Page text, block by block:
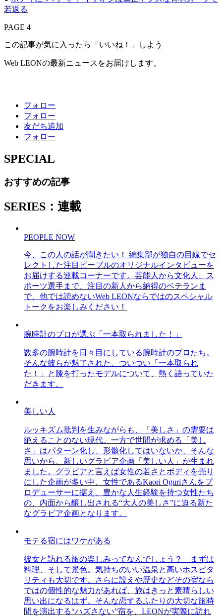
若返る
PAGE 4
この記事が気に入ったら「いいね！」しよう
Web LEONの最新ニュースをお届けします。
フォロー
フォロー
友だち追加
フォロー
SPECIAL
おすすめの記事
SERIES：連載
PEOPLE NOW
今、この人の話が聞きたい！ 編集部が独自の目線でセ
レクトした注目ピープルのオリジナルインタビューを
お届けする連載コーナーです。芸能人から文化人、ス
ポーツ選手まで、注目の新人から納得のベテランま
で、他では読めないWeb LEONならではのスペシャル
トークをお楽しみください！
腕時計のプロが選ぶ「一本取られました！」
数多の腕時計を日々目にしている腕時計のプロたち。
そんな彼らが魅了された、ついつい「一本取られ
た！」と膝を打ったモデルについて、熱く語っていた
だきます。
美しい人
ルッキズム批判を生みながらも、「美しさ」の需要は
絶えることのない現代。一方で世間が求める「美し
さ」はパターン化し、形骸化してはいないか、そんな
思いから、新しいグラビア企画「美しい人」が生まれ
ました。グラビアと言えば女性の若さとボディを売り
にした企画が多い中、女性であるKaori Oguriさんをプ
ロデューサーに据え、豊かな人生経験を持つ女性たち
の、内面から醸し出される“大人の美しさ”に迫る新た
なグラビア企画となります。
モテる宿にはワケがある
彼女と訪れる旅の楽しみってなんでしょう？ まずは
料理、そして景色。気持ちのいい温泉と高いホスピタ
リティも大切です。さらに設えや歴史などその宿なら
ではの個性的な魅力があれば、旅はきっと素晴らしい
思い出になるはず。そんな恋するふたりの大切な旅時
間を演出する“ハズさない”宿を、LEONが実際に訪れ